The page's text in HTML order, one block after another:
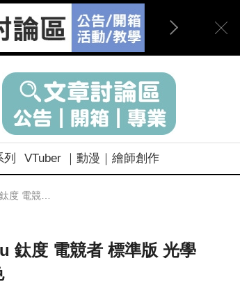
VTuber ｜動漫｜繪師創作
學滑鼠 白色 黑色
度 電競者 標準版 光學